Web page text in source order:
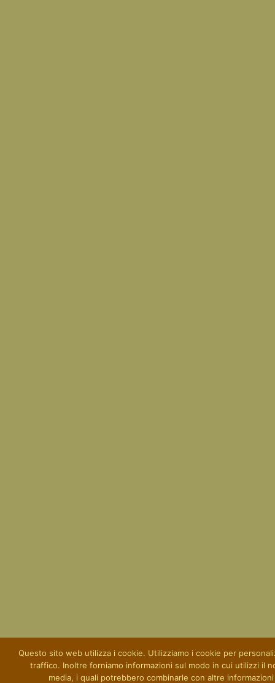
Questo sito web utilizza i cookie. Utilizziamo i cookie per
traffico. Inoltre forniamo informazioni sul modo in cui utilizzi il
media, i quali potrebbero combinarle con altre